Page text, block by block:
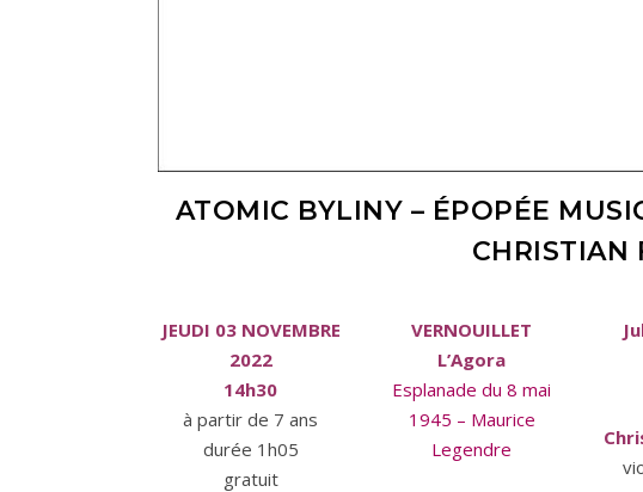
ATOMIC BYLINY – ÉPOPÉE
CHRISTIAN
JEUDI 03 NOVEMBRE
2022
14h30
à partir de 7 ans
durée 1h05
gratuit
VERNOUILLET
L’Agora
Esplanade du 8 mai
1945 – Maurice
Legendre